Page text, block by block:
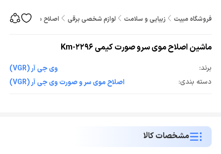
فروشگاه مبیت زیبایی و سلامت لوازم شخصی برقی اصلاح موی سر و
ماشین اصلاح موی سرو صورت کیمی Km-2296
برند:
وی جی آر (VGR)
دسته بندی:
اصلاح موی سر و صورت وی جی آر (VGR)
مشخصات کالا